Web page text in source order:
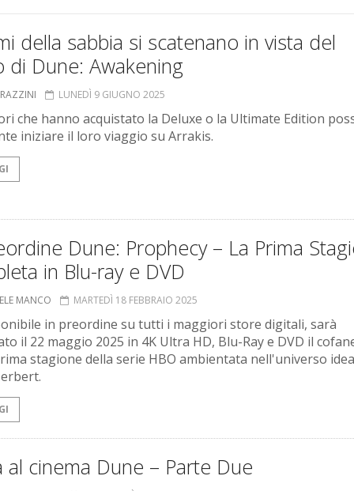
della sabbia si scatenano in vista del
di Dune: Awakening
LUNEDÌ 9 GIUGNO 2025
che hanno acquistato la Deluxe o la Ultimate Edition
iniziare il loro viaggio su Arrakis.
Dune: Prophecy – La Prima
in Blu-ray e DVD
MANCO MARTEDÌ 18 FEBBRAIO 2025
in preordine su tutti i maggiori store digitali, sarà
il 22 maggio 2025 in 4K Ultra HD, Blu-Ray e DVD il
stagione della serie HBO ambientata nell'universo
al cinema Dune – Parte Due